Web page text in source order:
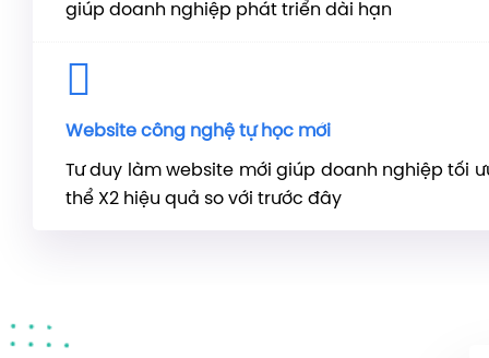
giúp doanh nghiệp phát triển dài hạn
Website công nghệ tự học mới
Tư duy làm website mới giúp doanh nghiệp tối
thể X2 hiệu quả so với trước đây